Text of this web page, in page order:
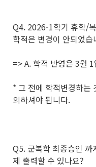
Q4. 2026-1학기 휴학/
학적은 변경이 안되었습
=> A. 학적 반영은 3월
* 그 전에 학적변경하는
의하셔야 됩니다.
Q5. 군복학 최종승인 까
제 출력할 수 있나요?